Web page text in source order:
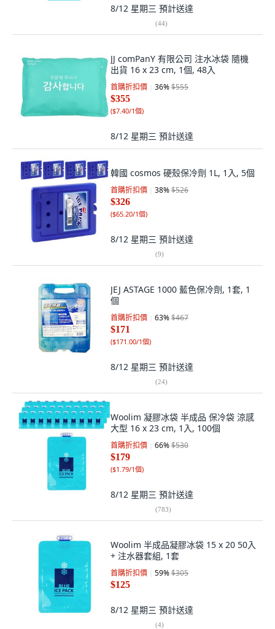
8/12 星期三 預計送達
(44)
JJ comPanY 有限公司 注水冰袋 隨機
出貨 16 x 23 cm, 1個, 48入
首購折扣價 36%$555
$355
($7.40/1個)
8/12 星期三 預計送達
韓國 cosmos 硬殼保冷劑 1L, 1入, 5個
首購折扣價 38%$526
$326
($65.20/1個)
8/12 星期三 預計送達
(9)
JEJ ASTAGE 1000 藍色保冷劑, 1套, 1
個
首購折扣價 63%$467
$171
($171.00/1個)
8/12 星期三 預計送達
(24)
Woolim 凝膠冰袋 半成品 保冷袋 涼感
大型 16 x 23 cm, 1入, 100個
首購折扣價 66%$530
$179
($1.79/1個)
8/12 星期三 預計送達
(783)
Woolim 半成品凝膠冰袋 15 x 20 50入
+ 注水器套組, 1套
首購折扣價 59%$305
$125
8/12 星期三 預計送達
(4)